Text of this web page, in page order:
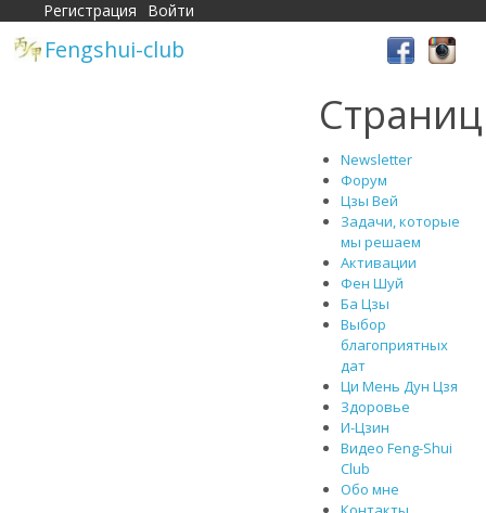
Fengshui-club
Newsletter
Форум
Цзы Вей
Задачи, которые
мы решаем
Активации
Фен Шуй
Ба Цзы
Выбор
благоприятных
дат
Ци Мень Дун Цзя
Здоровье
И-Цзин
Видео Feng-Shui
Club
Обо мне
Регистрация Войти